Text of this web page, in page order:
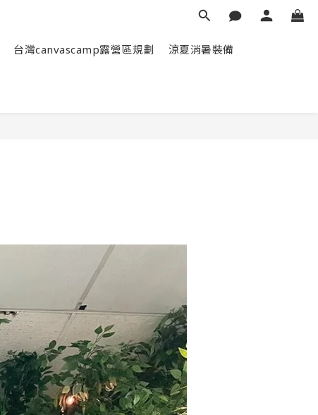
台灣canvascamp露營區規劃 涼夏消暑裝備